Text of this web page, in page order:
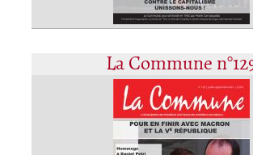
La Commune